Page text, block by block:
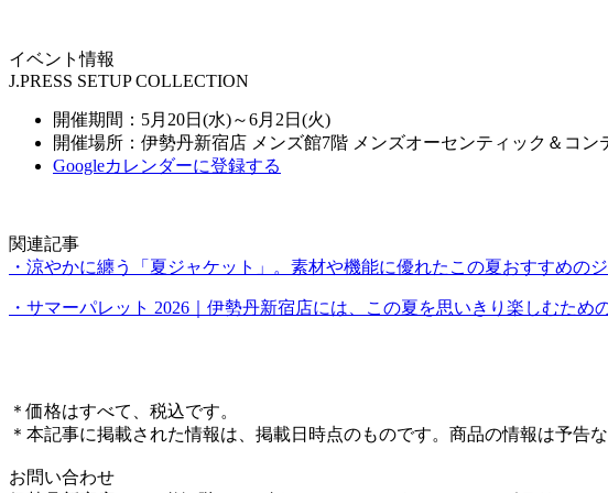
イベント情報
J.PRESS SETUP COLLECTION
開催期間：5月20日(水)～6月2日(火)
開催場所：伊勢丹新宿店 メンズ館7階 メンズオーセンティック＆コ
Googleカレンダーに登録する
関連記事
・涼やかに纏う「夏ジャケット」。素材や機能に優れたこの夏おすすめの
・サマーパレット 2026｜伊勢丹新宿店には、この夏を思いきり楽しむた
＊価格はすべて、税込です。
＊本記事に掲載された情報は、掲載日時点のものです。商品の情報は予告
お問い合わせ